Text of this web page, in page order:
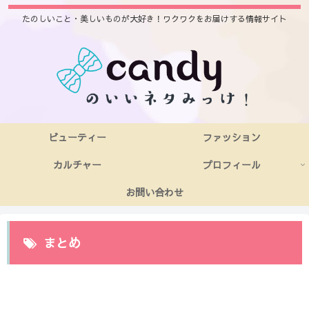
たのしいこと・美しいものが大好き！ワクワクをお届けする情報サイト
ビューティー
ファッション
カルチャー
プロフィール
お問い合わせ
まとめ